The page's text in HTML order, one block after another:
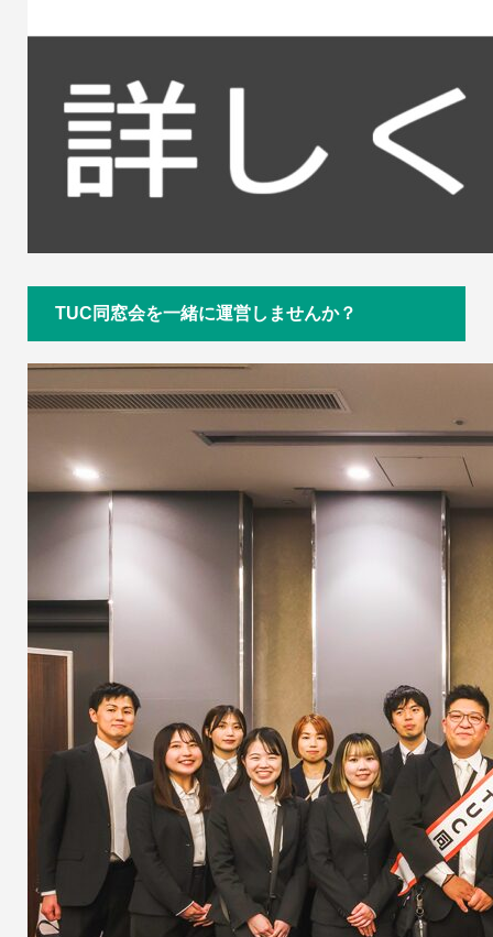
TUC同窓会を一緒に運営しませんか？